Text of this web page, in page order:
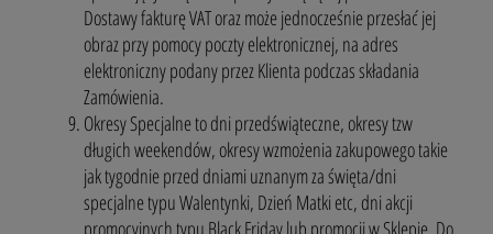
Dostawy fakturę VAT oraz może jednocześnie przesłać jej
obraz przy pomocy poczty elektronicznej, na adres
elektroniczny podany przez Klienta podczas składania
Zamówienia.
Okresy Specjalne to dni przedświąteczne, okresy tzw
długich weekendów, okresy wzmożenia zakupowego takie
jak tygodnie przed dniami uznanym za święta/dni
specjalne typu Walentynki, Dzień Matki etc, dni akcji
promocyjnych typu Black Friday lub promocji w Sklepie. Do